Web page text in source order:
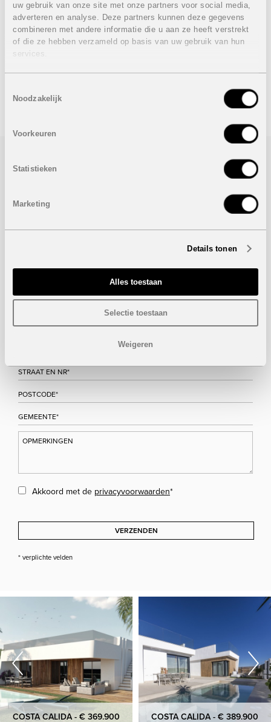
uw gebruik van onze site met onze partners voor social media,
adverteren en analyse. Deze partners kunnen deze gegevens
combineren met andere informatie die u aan ze heeft verstrekt
of die ze hebben verzameld op basis van uw gebruik van hun
services.
Noodzakelijk
Voorkeuren
Statistieken
Marketing
Details tonen
Alles toestaan
Selectie toestaan
Weigeren
Prijs:VERKOCHT
De prijs van het optionele zwembad van 6 x 3 m:15.000
euro
Onder voorbehoud van eventuele prijswijzigingen.
STUUR NAAR EEN VRIEND
Bezoek/infoaanvraag
Wenst u meer informatie over dit project, gelieve dan dit
formulier in te vullen. Wij houden u zo snel mogelijk op de
Akkoord met de privacyvoorwaarden*
VERZENDEN
* verplichte velden
COSTA CALIDA - € 369.900 COSTA CALIDA - € 389.900